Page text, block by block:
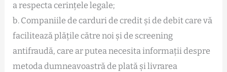
a respecta cerințele legale;
b. Companiile de carduri de credit și de debit care vă
facilitează plățile către noi și de screening
antifraudă, care ar putea necesita informații despre
metoda dumneavoastră de plată și livrarea